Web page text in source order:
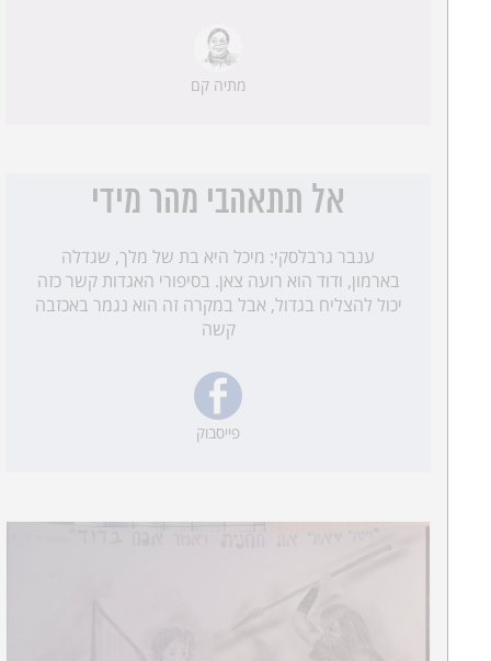
מתיה קם
אל תתאהבי מהר מידי
ענבר גרבלסקי: מיכל היא בת של מלך, שגדלה
בארמון, ודוד הוא רועה צאן. בסיפורי האגדות קשר כזה
יכול להצליח בגדול, אבל במקרה זה הוא נגמר באכזבה
קשה
פייסבוק